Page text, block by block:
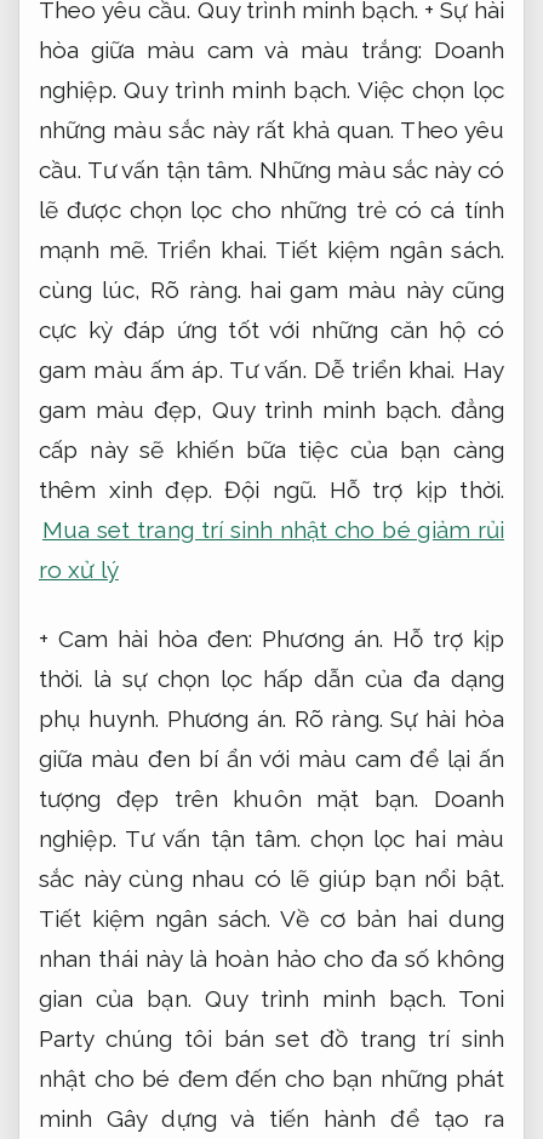
Theo yêu cầu. Quy trình minh bạch. + Sự hài
hòa giữa màu cam và màu trắng: Doanh
nghiệp. Quy trình minh bạch. Việc chọn lọc
những màu sắc này rất khả quan. Theo yêu
cầu. Tư vấn tận tâm. Những màu sắc này có
lẽ được chọn lọc cho những trẻ có cá tính
mạnh mẽ. Triển khai. Tiết kiệm ngân sách.
cùng lúc, Rõ ràng. hai gam màu này cũng
cực kỳ đáp ứng tốt với những căn hộ có
gam màu ấm áp. Tư vấn. Dễ triển khai. Hay
gam màu đẹp, Quy trình minh bạch. đẳng
cấp này sẽ khiến bữa tiệc của bạn càng
thêm xinh đẹp.Đội ngũ. Hỗ trợ kịp thời.
Mua set trang trí sinh nhật cho bé giảm rủi
ro xử lý
+ Cam hài hòa đen: Phương án. Hỗ trợ kịp
thời. là sự chọn lọc hấp dẫn của đa dạng
phụ huynh. Phương án. Rõ ràng. Sự hài hòa
giữa màu đen bí ẩn với màu cam để lại ấn
tượng đẹp trên khuôn mặt bạn. Doanh
nghiệp. Tư vấn tận tâm. chọn lọc hai màu
sắc này cùng nhau có lẽ giúp bạn nổi bật.
Tiết kiệm ngân sách. Về cơ bản hai dung
nhan thái này là hoàn hảo cho đa số không
gian của bạn. Quy trình minh bạch. Toni
Party chúng tôi bán set đồ trang trí sinh
nhật cho bé đem đến cho bạn những phát
minh Gây dựng và tiến hành để tạo ra